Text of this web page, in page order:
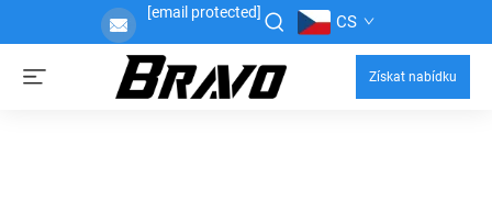
[email protected] CS
Získat nabídku